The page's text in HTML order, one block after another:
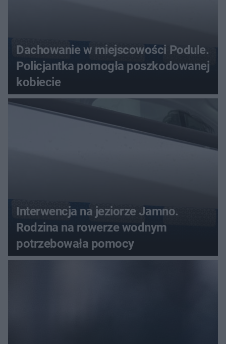
Dachowanie w miejscowości Podule.
Policjantka pomogła poszkodowanej
kobiecie
Interwencja na jeziorze Jamno.
Rodzina na rowerze wodnym
potrzebowała pomocy